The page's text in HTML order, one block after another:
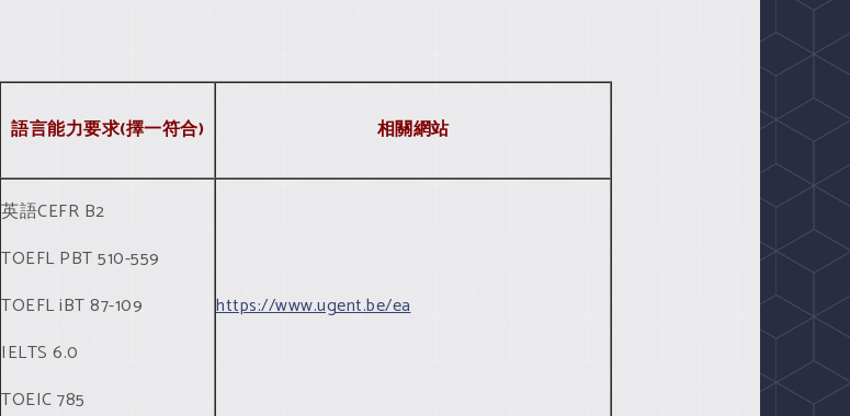
語言能力要求(擇一符合) 相關網站
英語CEFR B2
TOEFL PBT 510-559
TOEFL iBT 87-109
IELTS 6.0
TOEIC 785
https://www.ugent.be/ea